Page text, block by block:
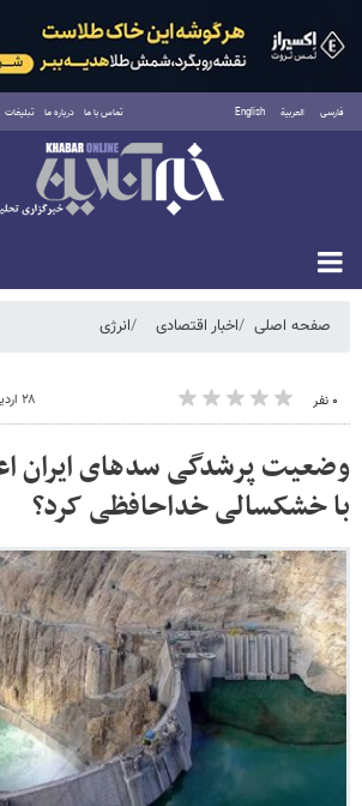
فارسی العربية English تماس با ما درباره ما تبلیغات
شنبه ۱۷ مرداد ۱۴۰۵
صفحه اصلی اخبار اقتصادی انرژی
۰ نفر ۲۸ اردیبهشت ۱۴۰۵ - ۱۳:۴۰
وضعیت پرشدگی سدهای ایران
با خشکسالی خداحافظی کرد؟